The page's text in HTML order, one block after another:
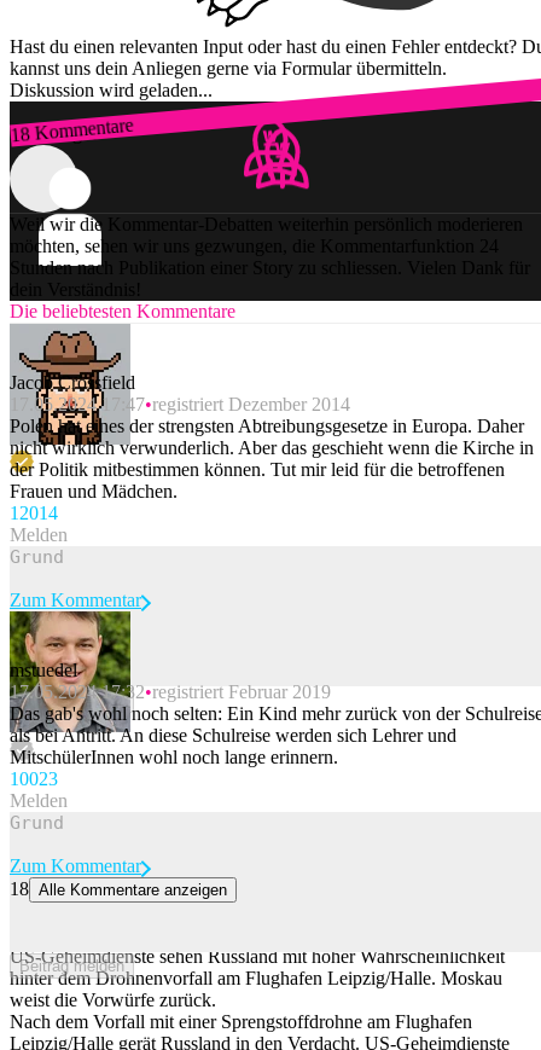
Hast du einen relevanten Input oder hast du einen Fehler entdeckt?
kannst uns dein Anliegen gerne via Formular übermitteln.
Diskussion wird geladen...
18 Kommentare
Zum Login
Weil wir die Kommentar-Debatten weiterhin persönlich moderieren
möchten, sehen wir uns gezwungen, die Kommentarfunktion 24
Stunden nach Publikation einer Story zu schliessen. Vielen Dank für
dein Verständnis!
Die beliebtesten Kommentare
Jacob Crossfield
17.05.2024 17:47 registriert Dezember 2014
Polen hat eines der strengsten Abtreibungsgesetze in Europa. Daher
nicht wirklich verwunderlich. Aber das geschieht wenn die Kirche in
der Politik mitbestimmen können. Tut mir leid für die betroffenen
Frauen und Mädchen.
12014
Melden
Beitrag melden
Zum Kommentar
mstuedel
17.05.2024 17:32 registriert Februar 2019
Das gab's wohl noch selten: Ein Kind mehr zurück von der
als bei Antritt. An diese Schulreise werden sich Lehrer und
MitschülerInnen wohl noch lange erinnern.
10023
Melden
Beitrag melden
Zum Kommentar
18 Alle Kommentare anzeigen
US-Geheimdienste sehen Russland mit hoher Wahrscheinlichkeit
hinter dem Drohnenvorfall am Flughafen Leipzig/Halle. Moskau
weist die Vorwürfe zurück.
Nach dem Vorfall mit einer Sprengstoffdrohne am Flughafen
Leipzig/Halle gerät Russland in den Verdacht. US-Geheimdienste